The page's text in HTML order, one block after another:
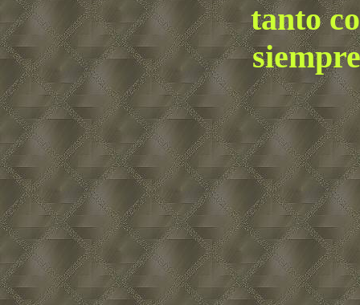
tanto